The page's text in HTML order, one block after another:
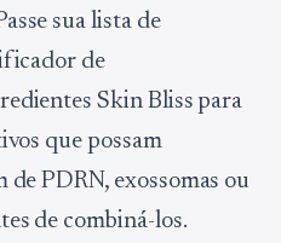
sua lista de
de
Skin Bliss para
que possam
de PDRN, exossomas ou
de combiná-los.